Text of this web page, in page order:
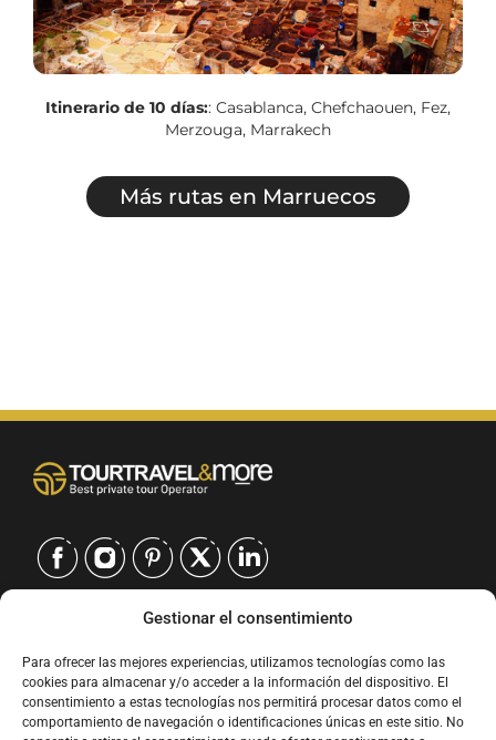
Gestionar el consentimiento
Para ofrecer las mejores experiencias, utilizamos tecnologías como las
cookies para almacenar y/o acceder a la información del dispositivo. El
consentimiento a estas tecnologías nos permitirá procesar datos como el
comportamiento de navegación o identificaciones únicas en este sitio. No
Itinerario de 10 días:: Casablanca, Chefchaouen, Fez,
Merzouga, Marrakech
Más rutas en Marruecos
EUROPE
USA |
EUROPE